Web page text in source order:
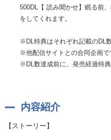
500DL【 読み聞かせ】眠る前
をしてくれます。
※DL特典はそれぞれ記載のDL
※他配信サイトとの合同企画で
※DL数達成前に、発売経過特
内容紹介
【ストーリー】